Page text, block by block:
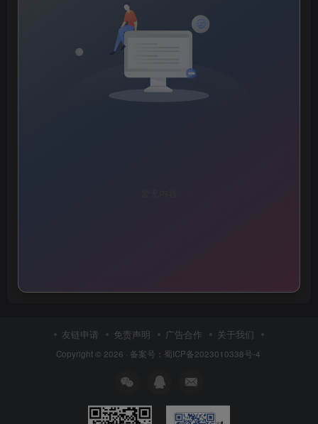
友链申请 免责声明 广告合作 关于我们
Copyright © 2026 · 备案号：蜀ICP备2023010338号-4